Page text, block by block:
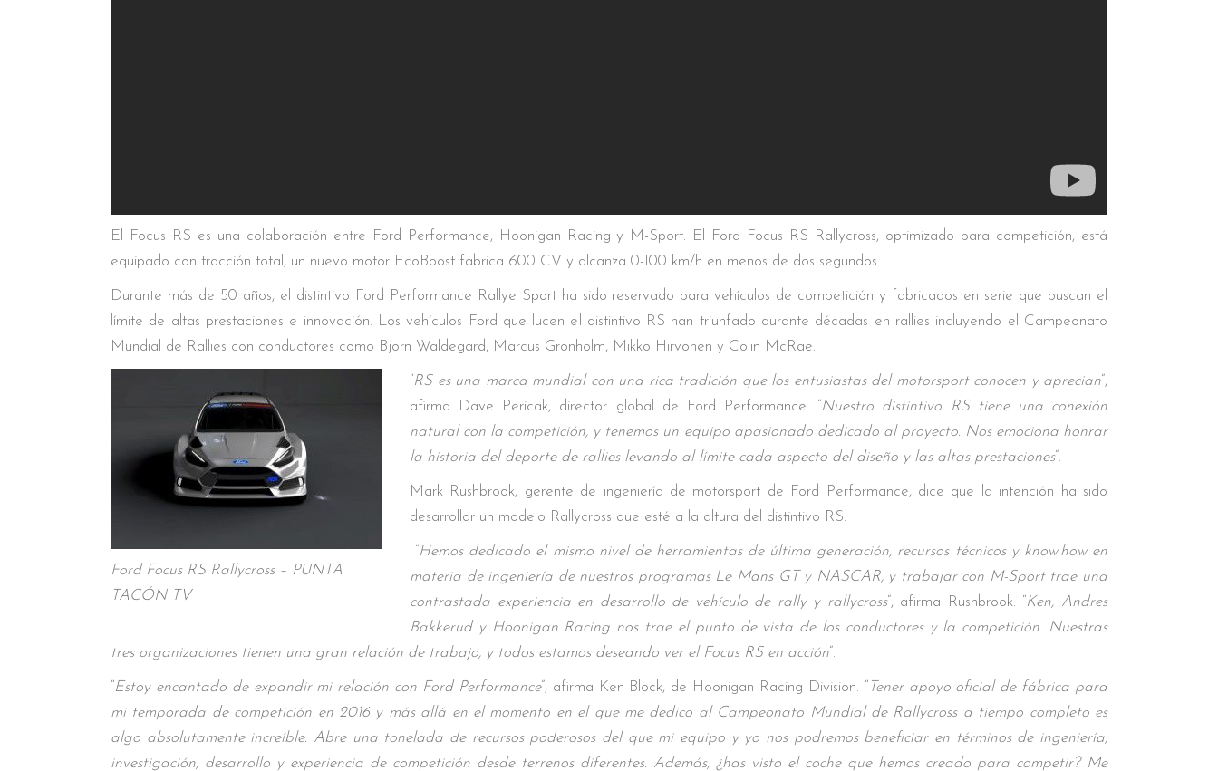
El Focus RS es una colaboración entre Ford Performance, Hoonigan Racing y M-Sport. El Ford Focus RS Rallycross, optimizado para competición, está
equipado con tracción total, un nuevo motor EcoBoost fabrica 600 CV y alcanza 0-100 km/h en menos de dos segundos
Durante más de 50 años, el distintivo Ford Performance Rallye Sport ha sido reservado para vehículos de competición y fabricados en serie que buscan el
límite de altas prestaciones e innovación. Los vehículos Ford que lucen el distintivo RS han triunfado durante décadas en rallies incluyendo el Campeonato
Mundial de Rallies con conductores como Björn Waldegard, Marcus Grönholm, Mikko Hirvonen y Colin McRae.
Ford Focus RS Rallycross – PUNTA
TACÓN TV
“RS es una marca mundial con una rica tradición que los entusiastas del motorsport conocen y aprecian”,
afirma Dave Pericak, director global de Ford Performance. “Nuestro distintivo RS tiene una conexión
natural con la competición, y tenemos un equipo apasionado dedicado al proyecto. Nos emociona honrar
la historia del deporte de rallies levando al límite cada aspecto del diseño y las altas prestaciones”.
Mark Rushbrook, gerente de ingeniería de motorsport de Ford Performance, dice que la intención ha sido
desarrollar un modelo Rallycross que esté a la altura del distintivo RS.
“Hemos dedicado el mismo nivel de herramientas de última generación, recursos técnicos y know.how en
materia de ingeniería de nuestros programas Le Mans GT y NASCAR, y trabajar con M-Sport trae una
contrastada experiencia en desarrollo de vehículo de rally y rallycross”, afirma Rushbrook. “Ken, Andres
Bakkerud y Hoonigan Racing nos trae el punto de vista de los conductores y la competición. Nuestras
tres organizaciones tienen una gran relación de trabajo, y todos estamos deseando ver el Focus RS en acción”.
“Estoy encantado de expandir mi relación con Ford Performance”, afirma Ken Block, de Hoonigan Racing Division. “Tener apoyo oficial de fábrica para
mi temporada de competición en 2016 y más allá en el momento en el que me dedico al Campeonato Mundial de Rallycross a tiempo completo es
algo absolutamente increíble. Abre una tonelada de recursos poderosos del que mi equipo y yo nos podremos beneficiar en términos de ingeniería,
investigación, desarrollo y experiencia de competición desde terrenos diferentes. Además, ¿has visto el coche que hemos creado para competir? Me